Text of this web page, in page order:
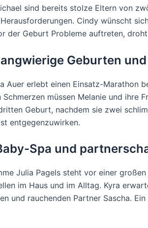
sind bereits stolze Eltern von
Cindy wünscht
der Geburt Probleme auftreten,
Geburten
Auer erlebt einen Einsatz-Marathon
Schmerzen müssen Melanie und ihre
Geburt, nachdem sie zwei
entgegenzuwirken.
Spa und
Julia Pagels steht vor einer
im Haus und im Alltag. Kyra
und rauchenden Partner Sascha.